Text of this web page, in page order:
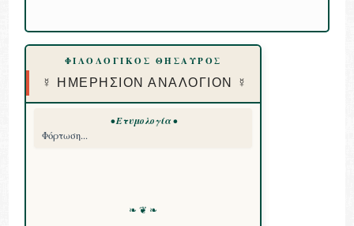
ΦΙΛΟΛΟΓΙΚΟΣ ΘΗΣΑΥΡΟΣ
☿ ΗΜΕΡΗΣΙΟΝ ΑΝΑΛΟΓΙΟΝ ☿
• Ετυμολογία •
Φόρτωση...
❧ ❦ ❧